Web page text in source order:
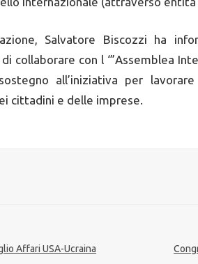
Salvatore Biscozzi ha
collaborare con l ‘”Assemblea
all’iniziativa per
cittadini e delle imprese.
Affari USA-Ucraina